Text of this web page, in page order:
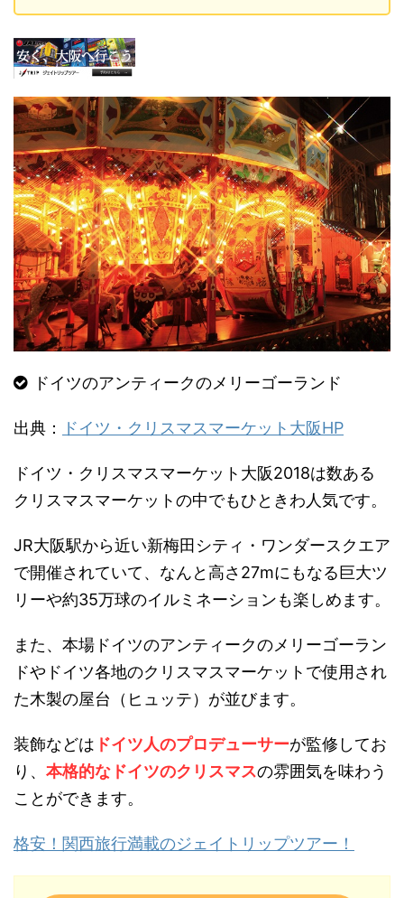
ドイツのアンティークのメリーゴーランド
出典： ドイツ・クリスマスマーケット大阪HP
ドイツ・クリスマスマーケット大阪2018は数ある
クリスマスマーケットの中でもひときわ人気です。
JR大阪駅から近い新梅田シティ・ワンダースクエア
で開催されていて、なんと高さ27mにもなる巨大ツ
リーや約35万球のイルミネーションも楽しめます。
また、本場ドイツのアンティークのメリーゴーラン
ドやドイツ各地のクリスマスマーケットで使用され
た木製の屋台（ヒュッテ）が並びます。
装飾などは ドイツ人のプロデューサーが監修してお
り、 本格的なドイツのクリスマスの雰囲気を味わう
ことができます。
格安！関西旅行満載のジェイトリップツアー！